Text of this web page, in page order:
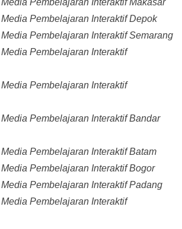
Pembelajaran Interaktif Makasar
Pembelajaran Interaktif Depok
Pembelajaran Interaktif Semarang
Pembelajaran Interaktif
Pembelajaran Interaktif
Pembelajaran Interaktif Bandar
Pembelajaran Interaktif Batam
Pembelajaran Interaktif Bogor
Pembelajaran Interaktif Padang
Pembelajaran Interaktif